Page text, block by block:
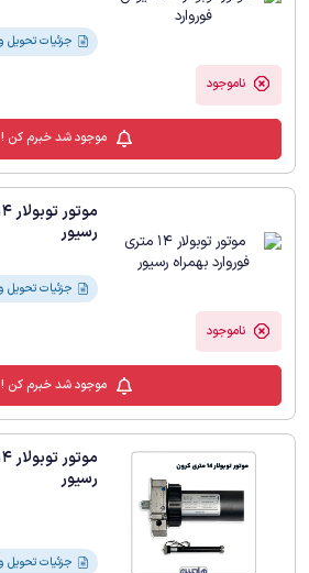
جزئیات تحویل و گارانتی
ناموجود
موجود شد خبرم کن !
رسیور
جزئیات تحویل و گارانتی
ناموجود
موجود شد خبرم کن !
رسیور
جزئیات تحویل و گارانتی